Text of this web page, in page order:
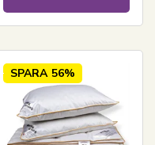
SPARA 56%